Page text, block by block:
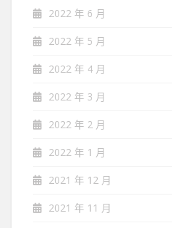
2022 年 6 月
2022 年 5 月
2022 年 4 月
2022 年 3 月
2022 年 2 月
2022 年 1 月
2021 年 12 月
2021 年 11 月